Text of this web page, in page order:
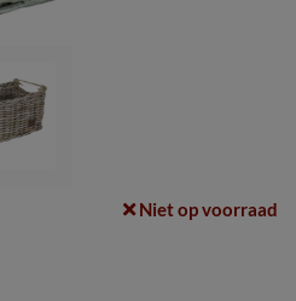
Niet op voorraad